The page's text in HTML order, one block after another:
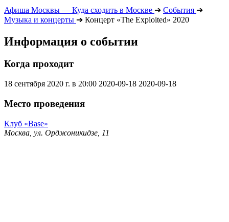
Афиша Москвы — Куда сходить в Москве ➔ События ➔
Музыка и концерты ➔ Концерт «The Exploited» 2020
Информация о событии
Когда проходит
18 сентября 2020 г. в 20:00 2020-09-18 2020-09-18
Место проведения
Клуб «Base»
Москва, ул. Орджоникидзе, 11